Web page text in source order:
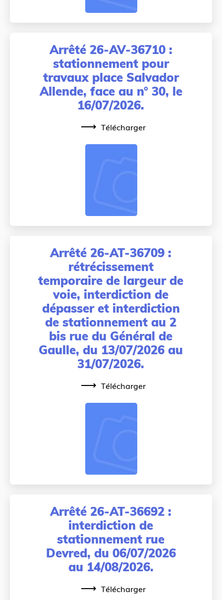
Arrêté 26-AV-36710 :
stationnement pour
travaux place Salvador
Allende, face au n° 30, le
16/07/2026.
Télécharger
Arrêté 26-AT-36709 :
rétrécissement
temporaire de largeur de
voie, interdiction de
dépasser et interdiction
de stationnement au 2
bis rue du Général de
Gaulle, du 13/07/2026 au
31/07/2026.
Télécharger
Arrêté 26-AT-36692 :
interdiction de
stationnement rue
Devred, du 06/07/2026
au 14/08/2026.
Télécharger